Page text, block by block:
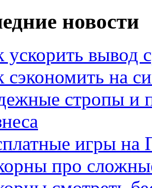
новости
ускорить вывод
сэкономить на
стропы и
игры на
про